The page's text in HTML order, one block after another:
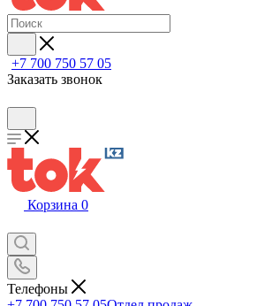
+7 700 750 57 05
Заказать звонок
Корзина 0
Телефоны